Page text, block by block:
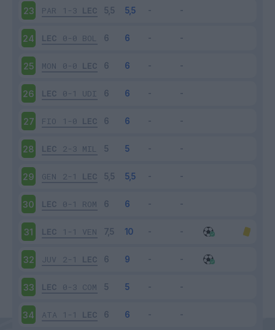
23 PAR 1-3 LEC
24 LEC 0-0 BOL
25 MON 0-0 LEC
26 LEC 0-1 UDI
27 FIO 1-0 LEC
28 LEC 2-3 MIL
29 GEN 2-1 LEC
30 LEC 0-1 ROM
31 LEC 1-1 VEN
32 JUV 2-1 LEC
33 LEC 0-3 COM
34 ATA 1-1 LEC